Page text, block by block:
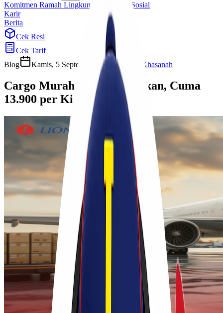
Komitmen Ramah Lingkungan
Program Sosial
Karir
Berita
Cek Resi
Cek Tarif
Blog
Kamis, 5 September 2024 Ulfi Khasanah
Cargo Murah Jakarta Tarakan, Cuma
13.900 per Kilo!